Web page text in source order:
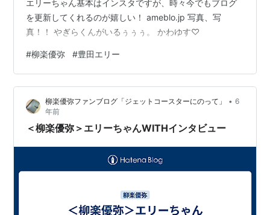
エリーちゃん基本はインスタですが、時々今でもブログ
を更新してくれるのが嬉しい！ ameblo.jp 写真、写
真！！ やぎらくんがいるぅぅぅ。 かわゆす♡
#柳楽優弥 #豊田エリー
柳楽優弥ファンブログ「ジェットコースターにのって」 • 6
年前
＜柳楽優弥＞エリーちゃんWITHインタビュー